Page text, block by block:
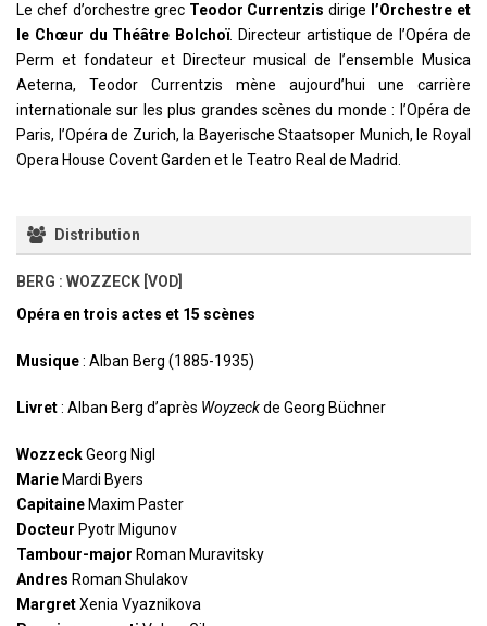
Le chef d’orchestre grecTeodor Currentzis dirige l’Orchestre et
le Chœur du Théâtre Bolchoï. Directeur artistique de l’Opéra de
Perm et fondateur et Directeur musical de l’ensemble Musica
Aeterna, Teodor Currentzis mène aujourd’hui une carrière
internationale sur les plus grandes scènes du monde : l’Opéra de
Paris, l’Opéra de Zurich, la Bayerische Staatsoper Munich, le Royal
Opera House Covent Garden et le Teatro Real de Madrid.
Distribution
BERG : WOZZECK [VOD]
Opéra en trois actes et 15 scènes
Musique: Alban Berg (1885-1935)
Livret: Alban Berg d’après Woyzeckde Georg Büchner
WozzeckGeorg Nigl
Marie Mardi Byers
Capitaine Maxim Paster
Docteur Pyotr Migunov
Tambour-major Roman Muravitsky
Andres Roman Shulakov
MargretXenia Vyaznikova